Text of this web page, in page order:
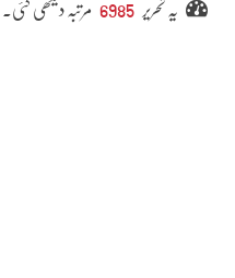
یہ تحریر 6985 مرتبہ دیکھی گئی۔